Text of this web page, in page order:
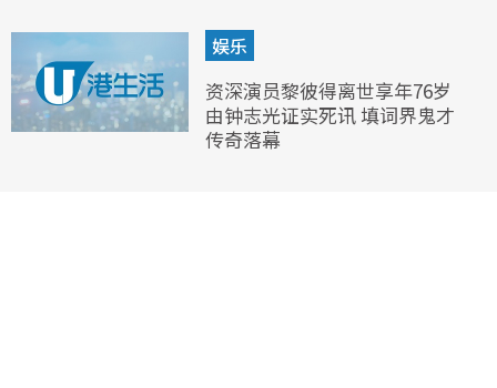
娱乐
资深演员黎彼得离世享年76岁
由钟志光证实死讯 填词界鬼才
传奇落幕